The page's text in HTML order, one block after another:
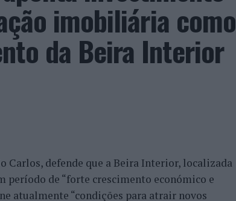
imobiliária como
da Beira Interior
defende que a Beira Interior, localizada
período de “forte crescimento económico e
atualmente “condições para atrair novos